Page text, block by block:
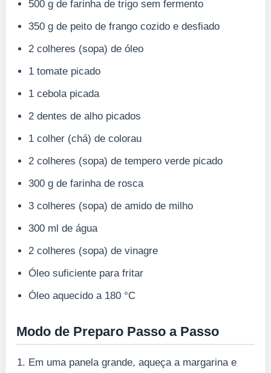
500 g de farinha de trigo sem fermento
350 g de peito de frango cozido e desfiado
2 colheres (sopa) de óleo
1 tomate picado
1 cebola picada
2 dentes de alho picados
1 colher (chá) de colorau
2 colheres (sopa) de tempero verde picado
300 g de farinha de rosca
3 colheres (sopa) de amido de milho
300 ml de água
2 colheres (sopa) de vinagre
Óleo suficiente para fritar
Óleo aquecido a 180 °C
Modo de Preparo Passo a Passo
Em uma panela grande, aqueça a margarina e